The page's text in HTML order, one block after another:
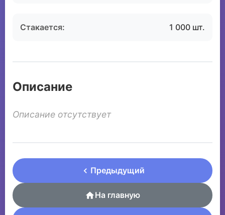
Стакается: 1 000 шт.
Описание
Описание отсутствует
Предыдущий
На главную